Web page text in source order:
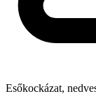
Esőkockázat,